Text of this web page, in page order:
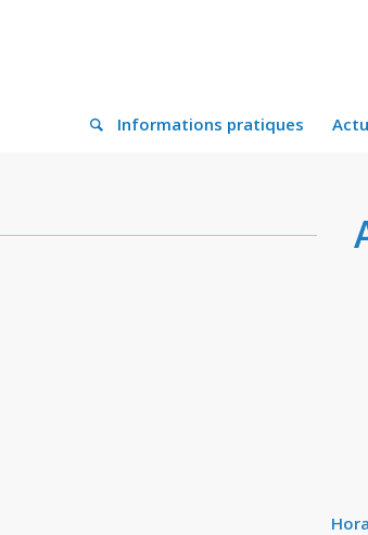
Informations pratiques